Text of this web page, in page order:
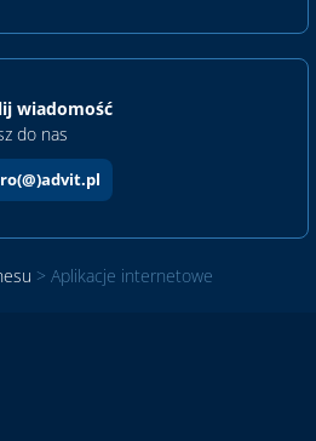
wiadomość
do nas
> Aplikacje internetowe